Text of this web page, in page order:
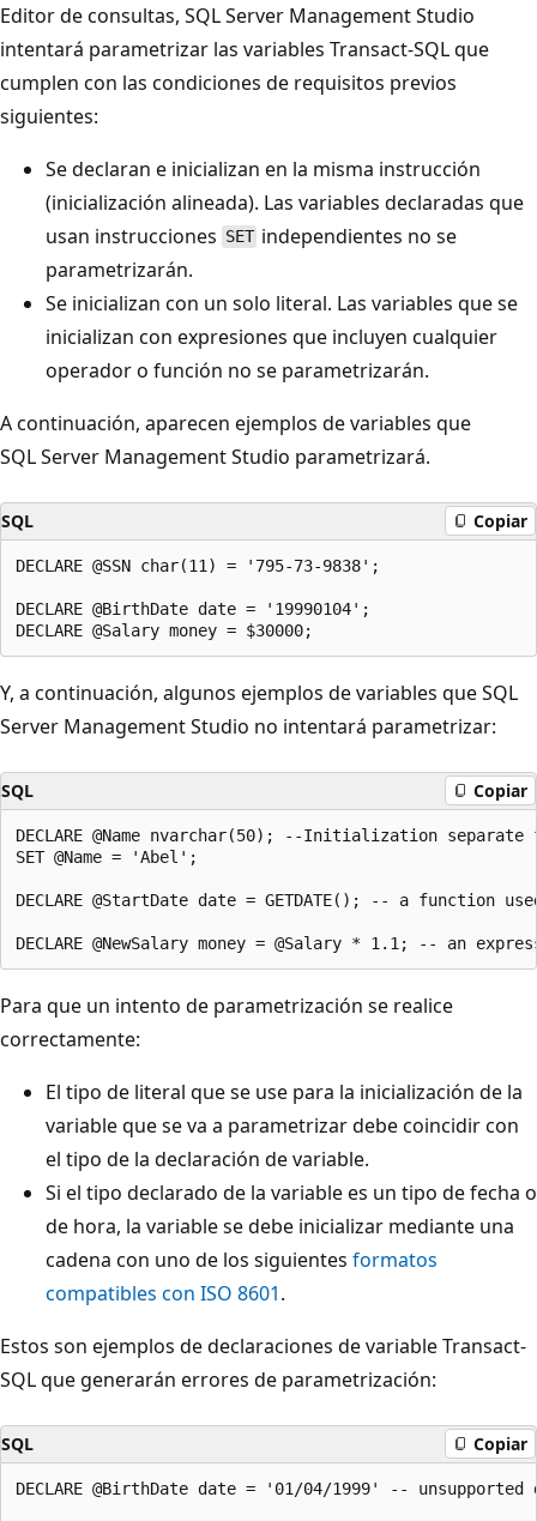
Editor de consultas, SQL Server Management Studio
intentará parametrizar las variables Transact-SQL que
cumplen con las condiciones de requisitos previos
siguientes:
Se declaran e inicializan en la misma instrucción
(inicialización alineada). Las variables declaradas que
usan instrucciones SET independientes no se
parametrizarán.
Se inicializan con un solo literal. Las variables que se
inicializan con expresiones que incluyen cualquier
operador o función no se parametrizarán.
A continuación, aparecen ejemplos de variables que
SQL Server Management Studio parametrizará.
SQL Copiar
DECLARE @SSN char(11) = '795-73-9838';
DECLARE @BirthDate date = '19990104';
Y, a continuación, algunos ejemplos de variables que SQL
Server Management Studio no intentará parametrizar:
SQL Copiar
DECLARE @Name nvarchar(50); --Initialization
SET @Name = 'Abel';
DECLARE @StartDate date = GETDATE(); -- a function
Para que un intento de parametrización se realice
correctamente:
El tipo de literal que se use para la inicialización de la
variable que se va a parametrizar debe coincidir con
el tipo de la declaración de variable.
Si el tipo declarado de la variable es un tipo de fecha o
de hora, la variable se debe inicializar mediante una
cadena con uno de los siguientes formatos
compatibles con ISO 8601.
Estos son ejemplos de declaraciones de variable Transact-
SQL que generarán errores de parametrización:
SQL Copiar
DECLARE @BirthDate date = '01/04/1999' --